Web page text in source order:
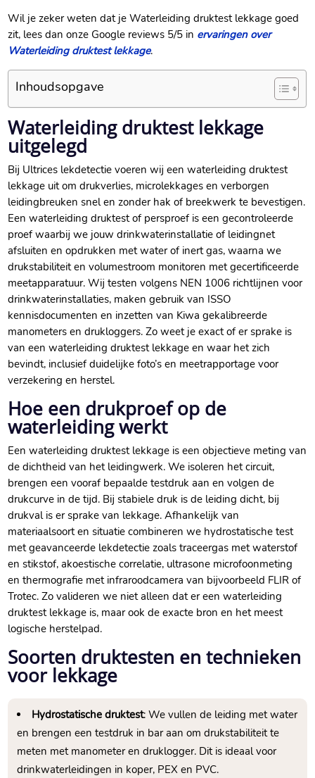
Wil je zeker weten dat je Waterleiding druktest lekkage goed
zit, lees dan onze Google reviews 5/5 in ervaringen over
Waterleiding druktest lekkage.​
Inhoudsopgave
Waterleiding druktest lekkage
uitgelegd
Bij Ultrices lekdetectie voeren wij een waterleiding druktest
lekkage uit om drukverlies, microlekkages en verborgen
leidingbreuken snel en zonder hak of breekwerk te bevestigen.​
Een waterleiding druktest of persproef is een gecontroleerde
proef waarbij we jouw drinkwaterinstallatie of leidingnet
afsluiten en opdrukken met water of inert gas, waarna we
drukstabiliteit en volumestroom monitoren met gecertificeerde
meetapparatuur.​ Wij testen volgens NEN 1006 richtlijnen voor
drinkwaterinstallaties, maken gebruik van ISSO
kennisdocumenten en inzetten van Kiwa gekalibreerde
manometers en drukloggers.​ Zo weet je exact of er sprake is
van een waterleiding druktest lekkage en waar het zich
bevindt, inclusief duidelijke foto’s en meetrapportage voor
verzekering en herstel.​
Hoe een drukproef op de
waterleiding werkt
Een waterleiding druktest lekkage is een objectieve meting van
de dichtheid van het leidingwerk.​ We isoleren het circuit,
brengen een vooraf bepaalde testdruk aan en volgen de
drukcurve in de tijd.​ Bij stabiele druk is de leiding dicht, bij
drukval is er sprake van lekkage.​ Afhankelijk van
materiaalsoort en situatie combineren we hydrostatische test
met geavanceerde lekdetectie zoals traceergas met waterstof
en stikstof, akoestische correlatie, ultrasone microfoonmeting
en thermografie met infraroodcamera van bijvoorbeeld FLIR of
Trotec.​ Zo valideren we niet alleen dat er een waterleiding
druktest lekkage is, maar ook de exacte bron en het meest
logische herstelpad.​
Soorten druktesten en technieken
voor lekkage
Hydrostatische druktest: We vullen de leiding met water
en brengen een testdruk in bar aan om drukstabiliteit te
meten met manometer en druklogger.​ Dit is ideaal voor
drinkwaterleidingen in koper, PEX en PVC.​